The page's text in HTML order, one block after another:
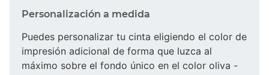
Personalización a medida
Puedes personalizar tu cinta eligiendo el color de
impresión adicional de forma que luzca al
máximo sobre el fondo único en el color oliva -